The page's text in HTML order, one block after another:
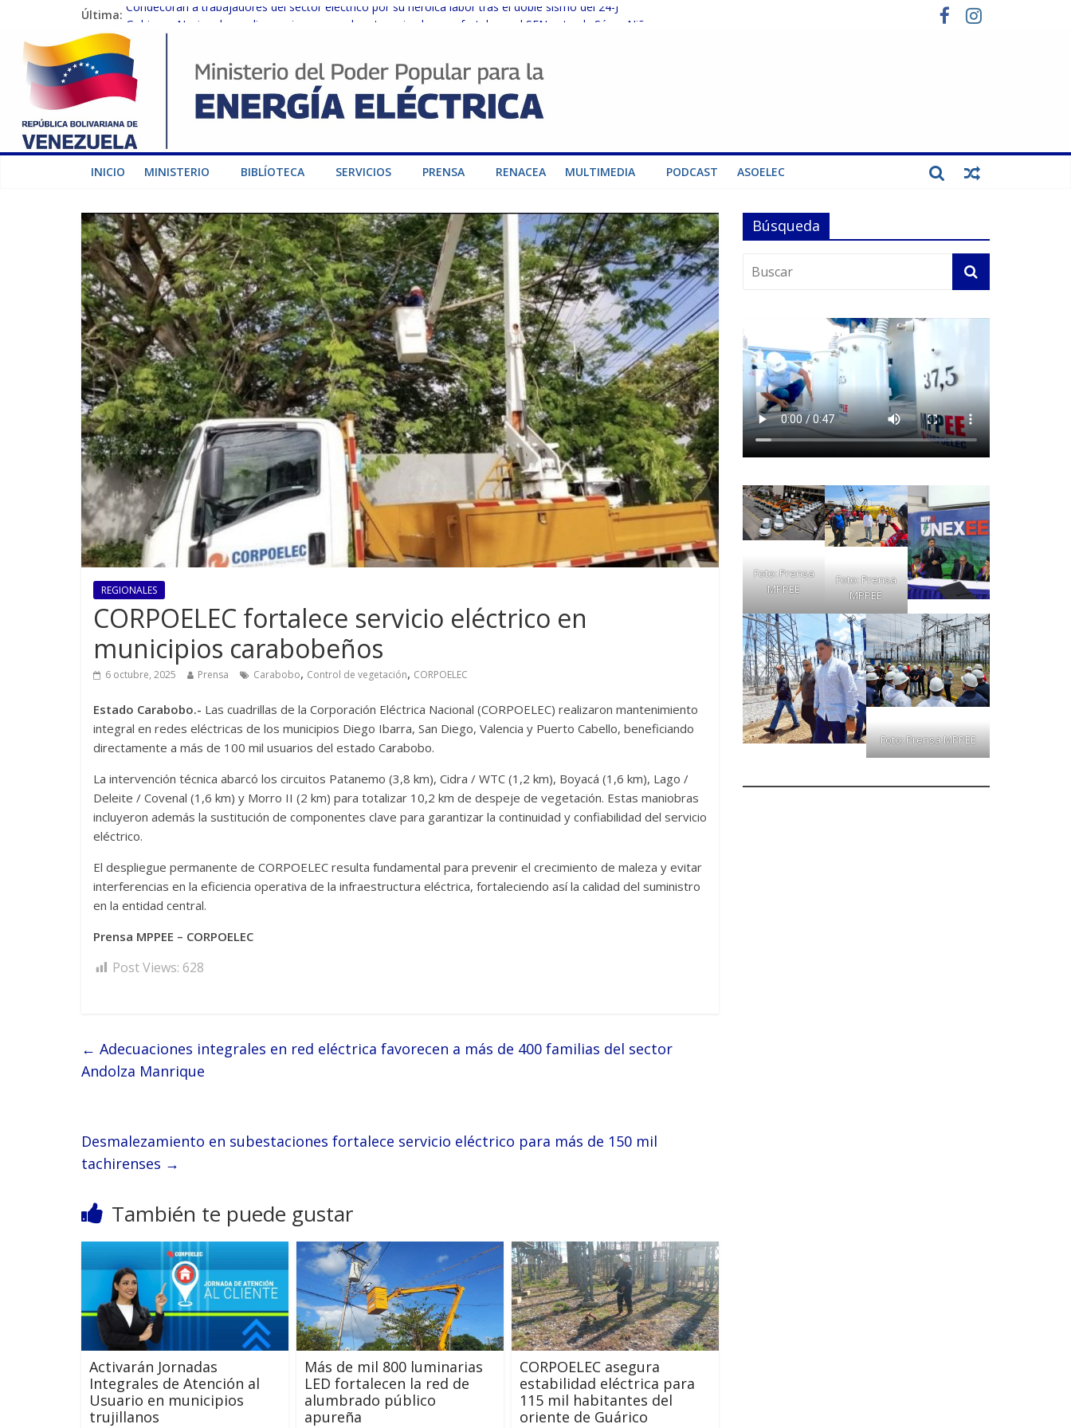
Última: Condecoran a trabajadores del sector eléctrico por su heroica labor tras el doble sismo del 24-J
Gobierno Nacional coordina acciones con el sector privado para fortalecer el SEN ante el «Súper Niño»
Inspeccionan trabajos de rehabilitación en instalaciones del SEN en Carabobo
Gobierno Nacional activa plan preventivo para fortalecer el SEN ante el fenómeno de El Niño
Termocarabobo recupera el 50% de su capacidad de generación para fortalecer el SEN
INICIO MINISTERIO BIBLÍOTECA SERVICIOS PRENSA RENACEA MULTIMEDIA PODCAST ASOELEC
REGIONALES
CORPOELEC fortalece servicio eléctrico en
municipios carabobeños
6 octubre, 2025 Prensa Carabobo, Control de vegetación, CORPOELEC
Estado Carabobo.- Las cuadrillas de la Corporación Eléctrica Nacional (CORPOELEC) realizaron mantenimiento
integral en redes eléctricas de los municipios Diego Ibarra, San Diego, Valencia y Puerto Cabello, beneficiando
directamente a más de 100 mil usuarios del estado Carabobo.
La intervención técnica abarcó los circuitos Patanemo (3,8 km), Cidra / WTC (1,2 km), Boyacá (1,6 km), Lago /
Deleite / Covenal (1,6 km) y Morro II (2 km) para totalizar 10,2 km de despeje de vegetación. Estas maniobras
incluyeron además la sustitución de componentes clave para garantizar la continuidad y confiabilidad del servicio
eléctrico.
El despliegue permanente de CORPOELEC resulta fundamental para prevenir el crecimiento de maleza y evitar
interferencias en la eficiencia operativa de la infraestructura eléctrica, fortaleciendo así la calidad del suministro
en la entidad central.
Prensa MPPEE – CORPOELEC
Post Views: 628
← Adecuaciones integrales en red eléctrica favorecen a más de 400 familias del sector
Andolza Manrique
Desmalezamiento en subestaciones fortalece servicio eléctrico para más de 150 mil
tachirenses →
También te puede gustar
Activarán Jornadas
Integrales de Atención al
Usuario en municipios
trujillanos
Más de mil 800 luminarias
LED fortalecen la red de
alumbrado público
apureña
‎CORPOELEC asegura
estabilidad eléctrica para
115 mil habitantes del
oriente de Guárico
Búsqueda
Foto: Prensa
MPPEE
Foto: Prensa
MPPEE
Foto: Prensa MPPEE